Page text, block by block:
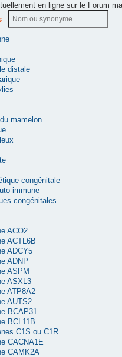
en ligne sur le Forum
distale
mamelon
congénitale
immune
congénitales
ACO2
ACTL6B
ADCY5
ADNP
ASPM
ASXL3
ATP8A2
AUTS2
BCAP31
BCL11B
C1S ou C1R
CACNA1E
CAMK2A